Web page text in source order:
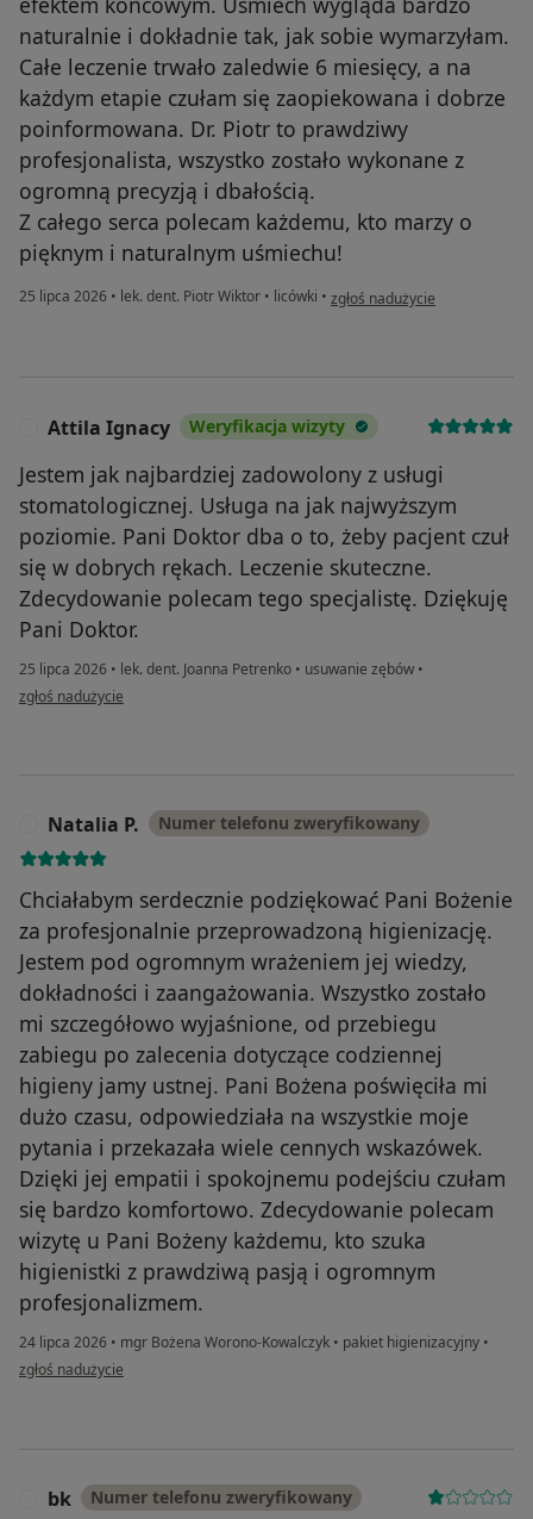
naturalnie i dokładnie tak, jak sobie wymarzyłam.
Całe leczenie trwało zaledwie 6 miesięcy, a na
każdym etapie czułam się zaopiekowana i dobrze
poinformowana. Dr. Piotr to prawdziwy
profesjonalista, wszystko zostało wykonane z
ogromną precyzją i dbałością.
Z całego serca polecam każdemu, kto marzy o
pięknym i naturalnym uśmiechu!
25 lipca 2026 • lek. dent. Piotr Wiktor • licówki • w opinii użytkownika A.W
zgłoś nadużycie
Attila Ignacy Weryfikacja wizyty
Jestem jak najbardziej zadowolony z usługi
stomatologicznej. Usługa na jak najwyższym
poziomie. Pani Doktor dba o to, żeby pacjent czuł
się w dobrych rękach. Leczenie skuteczne.
Zdecydowanie polecam tego specjalistę. Dziękuję
Pani Doktor.
25 lipca 2026 • lek. dent. Joanna Petrenko • usuwanie zębów •
w opinii użytkownika Attila Ignacy
zgłoś nadużycie
Natalia P. Numer telefonu zweryfikowany
Chciałabym serdecznie podziękować Pani Bożenie
za profesjonalnie przeprowadzoną higienizację.
Jestem pod ogromnym wrażeniem jej wiedzy,
dokładności i zaangażowania. Wszystko zostało
mi szczegółowo wyjaśnione, od przebiegu
zabiegu po zalecenia dotyczące codziennej
higieny jamy ustnej. Pani Bożena poświęciła mi
dużo czasu, odpowiedziała na wszystkie moje
pytania i przekazała wiele cennych wskazówek.
Dzięki jej empatii i spokojnemu podejściu czułam
się bardzo komfortowo. Zdecydowanie polecam
wizytę u Pani Bożeny każdemu, kto szuka
higienistki z prawdziwą pasją i ogromnym
profesjonalizmem.
24 lipca 2026 • mgr Bożena Worono-Kowalczyk • pakiet higienizacyjny •
w opinii użytkownika Natalia P.
zgłoś nadużycie
bk Numer telefonu zweryfikowany